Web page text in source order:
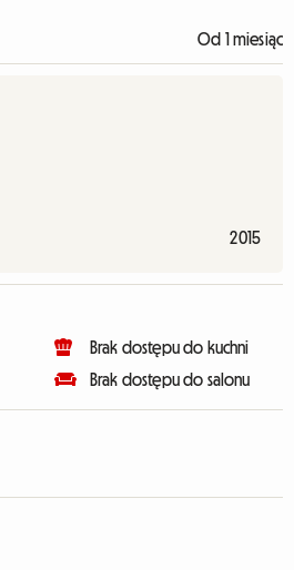
Od 1 miesiąc
2015
Brak dostępu do kuchni
Brak dostępu do salonu